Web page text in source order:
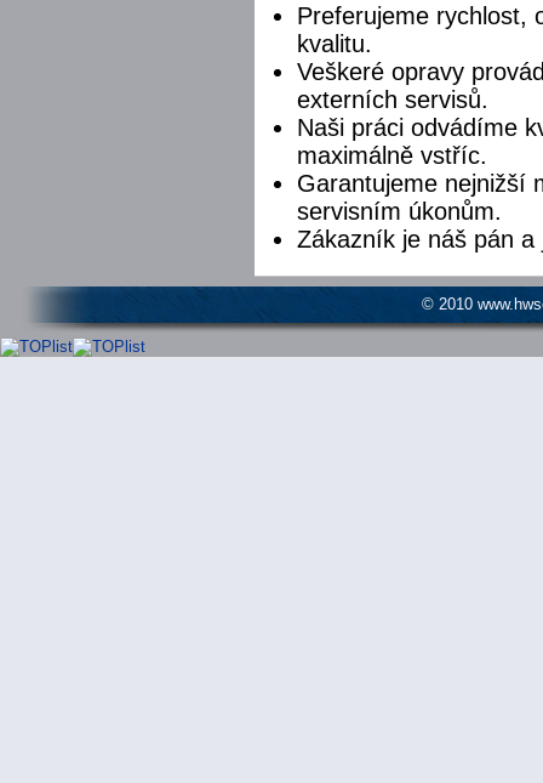
Preferujeme rychlost,
kvalitu.
Veškeré opravy
externích servisů.
Naši práci odvádíme
maximálně vstříc.
Garantujeme nejnižší
servisním úkonům.
Zákazník je náš pán
© 2010